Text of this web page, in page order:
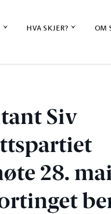
HVA SKJER? OM
Siv
28.